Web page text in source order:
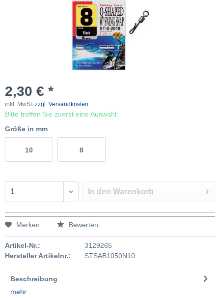
2,30 € *
inkl. MwSt. zzgl. Versandkosten
Bitte treffen Sie zuerst eine Auswahl:
Größe in mm
10 8
In den Warenkorb
Merken Bewerten
Artikel-Nr.:
3129265
Hersteller Artikelnr.:
STSAB1050N10
Beschreibung
mehr